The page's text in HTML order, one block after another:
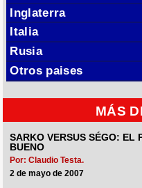
Inglaterra
Italia
Rusia
Otros paises
MÁS
SARKO VERSUS SÉGO: EL
BUENO
Por: Claudio Testa.
2 de mayo de 2007